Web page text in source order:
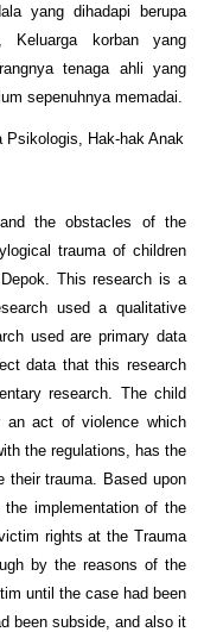
yang dihadapi berupa
Keluarga korban yang
tenaga ahli yang
sepenuhnya memadai.
Psikologis, Hak-hak Anak
the obstacles of the
trauma of children
This research is a
used a qualitative
used are primary data
data that this research
research. The child
act of violence which
the regulations, has the
their trauma. Based upon
implementation of the
rights at the Trauma
by the reasons of the
until the case had been
been subside, and also it